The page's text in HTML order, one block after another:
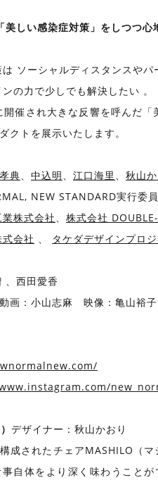
しい感染症対策」をしつつ心
ソーシャルディスタンスや
の力で少しでも解決したい 。
催され大きな反響を呼んだ
クトを展示いたします。
典、 中込明、 江口海里 、 秋山
NEW STANDARD実行委員
株式会社、 株式会社
会社 、 タケダデザインプロ
西田愛香
：小山志麻 映像：亀山裕子
デザイナー：秋山かおり
成されたチェアMASHILO（
自体をより深く味わうこと